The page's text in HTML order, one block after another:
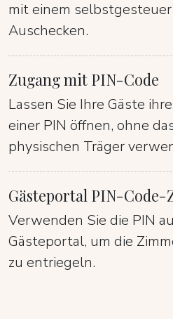
mit einem
Auschecken.
Zugang mit PIN-Code
Lassen Sie Ihre Gäste
einer PIN öffnen, ohne
physischen Träger
Gästeportal PIN-Code-
Verwenden Sie die PIN
Gästeportal, um die
zu entriegeln.